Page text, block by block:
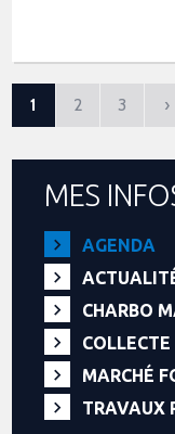
1 2 3 ›
MES
AGENDA
CHARBO
MARCHÉ
TRAVAUX